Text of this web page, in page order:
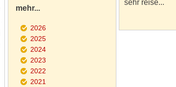
sehr reise...
mehr...
2026
2025
2024
2023
2022
2021